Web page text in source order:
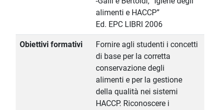
alimenti e HACCP”
Ed. EPC LIBRI 2006
Obiettivi formativi
Fornire agli studenti i concetti
di base per la corretta
conservazione degli
alimenti e per la gestione
della qualità nei sistemi
HACCP. Riconoscere i